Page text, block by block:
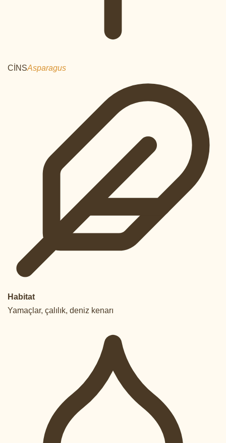
CİNSAsparagus
Habitat
Yamaçlar, çalılık, deniz kenarı